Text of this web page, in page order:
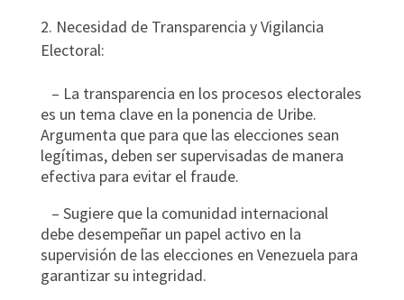
Necesidad de Transparencia y Vigilancia
Electoral:
– La transparencia en los procesos electorales
es un tema clave en la ponencia de Uribe.
Argumenta que para que las elecciones sean
legítimas, deben ser supervisadas de manera
efectiva para evitar el fraude.
– Sugiere que la comunidad internacional
debe desempeñar un papel activo en la
supervisión de las elecciones en Venezuela para
garantizar su integridad.